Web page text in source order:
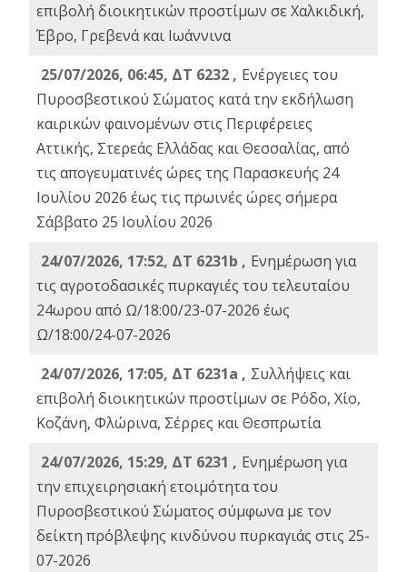
επιβολή διοικητικών προστίμων σε Χαλκιδική,
Έβρο, Γρεβενά και Ιωάννινα
25/07/2026, 06:45, ΔΤ 6232 , Ενέργειες του
Πυροσβεστικού Σώματος κατά την εκδήλωση
καιρικών φαινομένων στις Περιφέρειες
Αττικής, Στερεάς Ελλάδας και Θεσσαλίας, από
τις απογευματινές ώρες της Παρασκευής 24
Ιουλίου 2026 έως τις πρωινές ώρες σήμερα
Σάββατο 25 Ιουλίου 2026
24/07/2026, 17:52, ΔΤ 6231b , Ενημέρωση για
τις αγροτοδασικές πυρκαγιές του τελευταίου
24ωρου από Ω/18:00/23-07-2026 έως
Ω/18:00/24-07-2026
24/07/2026, 17:05, ΔΤ 6231a , Συλλήψεις και
επιβολή διοικητικών προστίμων σε Ρόδο, Χίο,
Κοζάνη, Φλώρινα, Σέρρες και Θεσπρωτία
24/07/2026, 15:29, ΔΤ 6231 , Ενημέρωση για
την επιχειρησιακή ετοιμότητα του
Πυροσβεστικού Σώματος σύμφωνα με τον
δείκτη πρόβλεψης κινδύνου πυρκαγιάς στις 25-
07-2026